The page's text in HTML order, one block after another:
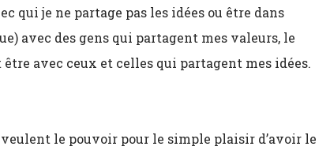
qui je ne partage pas les idées ou être dans
avec des gens qui partagent mes valeurs, le
avec ceux et celles qui partagent mes idées.
le pouvoir pour le simple plaisir d’avoir le